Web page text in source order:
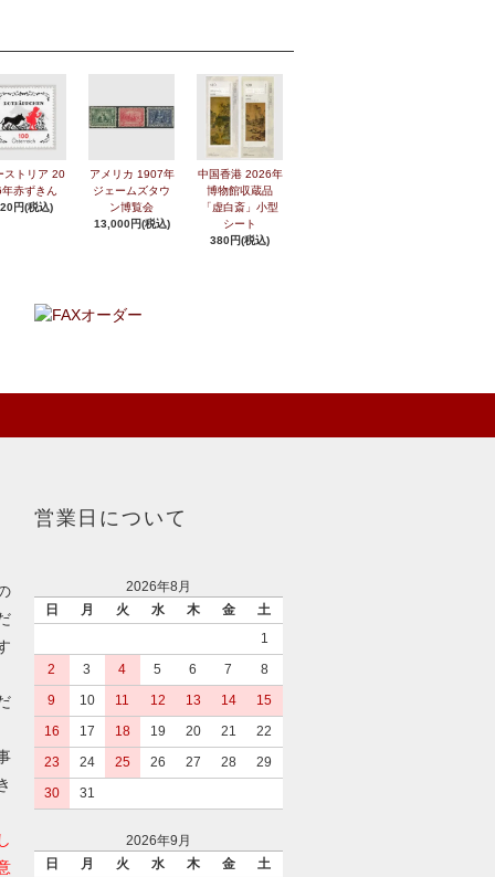
ストリア 20
赤ずきん
円(税込)
アメリカ 1907年
ジェームズタウ
ン博覧会
13,000円(税込)
中国香港 2026年
博物館収蔵品
「虚白斎」小型
シート
380円(税込)
営業日について
2026年8月
日
月 火 水 木 金
土
1
2
3 4 5 6 7
8
9
10 11 12 13 14
15
16
17 18 19 20 21
22
23
24 25 26 27 28
29
30
31
2026年9月
日
月 火 水 木 金
土